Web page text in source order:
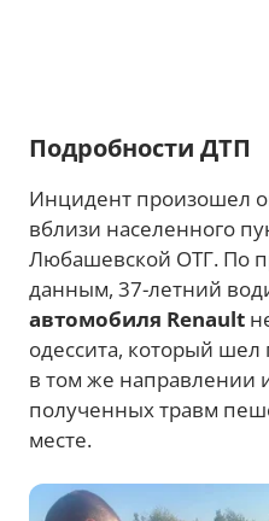
Подробности ДТП
Инцидент произошел
вблизи населенного
Любашевской ОТГ. По
данным, 37-летний
автомобиля Renault
одессита, который
в том же направлении
полученных травм
месте.